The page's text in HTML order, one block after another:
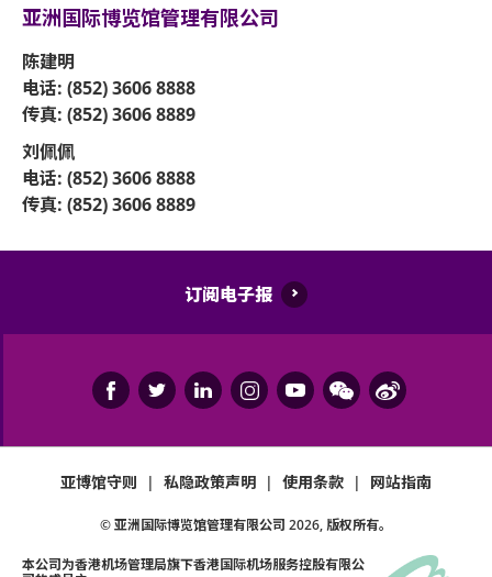
亚洲国际博览馆管理有限公司
陈建明
电话: (852) 3606 8888
传真: (852) 3606 8889
刘佩佩
电话: (852) 3606 8888
传真: (852) 3606 8889
订阅电子报
亚博馆守则 | 私隐政策声明 | 使用条款 | 网站指南
© 亚洲国际博览馆管理有限公司 2026, 版权所有。
本公司为香港机场管理局旗下香港国际机场服务控股有限公